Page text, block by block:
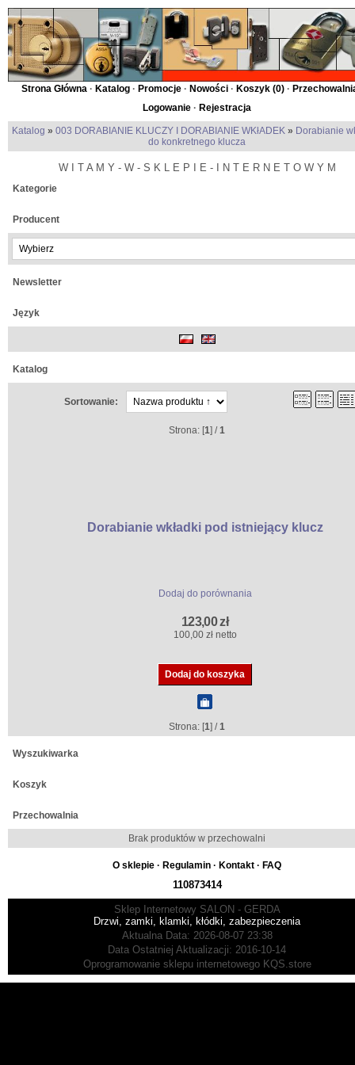
Strona Główna · Katalog · Promocje · Nowości · Koszyk (0) ·
Logowanie · Rejestracja
Katalog » 003 DORABIANIE KLUCZY I DORABIANIE WKłADEK » Dorabianie
do konkretnego klucza
W I T A M Y - W - S K L E P I E - I N T E R N E T O W Y M
Kategorie
Producent
Newsletter
Język
Katalog
Sortowanie:
Strona: [1] /1
Dorabianie wkładki pod istniejący klucz
Dodaj do porównania
123,00 zł
100,00 zł netto
Strona: [1] /1
Wyszukiwarka
Koszyk
Przechowalnia
Brak produktów w przechowalni
O sklepie · Regulamin · Kontakt · FAQ
110873414
Sklep Internetowy SALON - GERDA
Drzwi, zamki, klamki, kłódki, zabezpieczenia
Aktualna Data: 2026-08-07 23:38
Data Ostatniej Aktualizacji: 2016-10-14
Oprogramowanie sklepu internetowegoKQS.store